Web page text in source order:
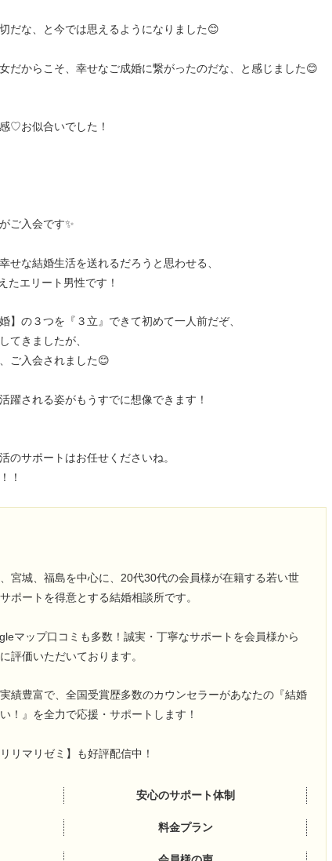
だな、と今では思えるようになりました😊
だからこそ、幸せなご成婚に繋がったのだな、と感じました😊
♡お似合いでした！
ご入会です✨
せな結婚生活を送れるだろうと思わせる、
たエリート男性です！
】の３つを『３立』できて初めて一人前だぞ、
てきましたが、
ご入会されました😊
躍される姿がもうすでに想像できます！
のサポートはお任せくださいね。
！
宮城、福島を中心に、20代30代の会員様が在籍する若い世
ポートを得意とする結婚相談所です。
マップ口コミも多数！誠実・丁寧なサポートを会員様から
評価いただいております。
績豊富で、全国受賞歴多数のカウンセラーがあなたの『結婚
！』を全力で応援・サポートします！
リマリゼミ】も好評配信中！
安心のサポート体制
料金プラン